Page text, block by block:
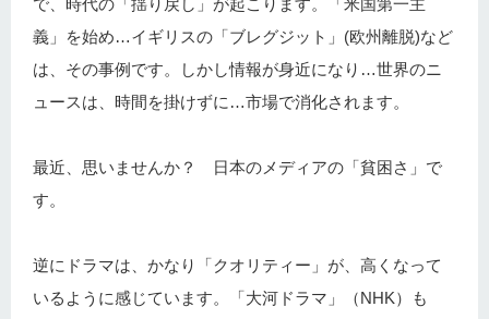
義」を始め…イギリスの「ブレグジット」(欧州離脱)など
は、その事例です。しかし情報が身近になり…世界のニ
ュースは、時間を掛けずに…市場で消化されます。
最近、思いませんか？ 日本のメディアの「貧困さ」で
す。
逆にドラマは、かなり「クオリティー」が、高くなって
いるように感じています。「大河ドラマ」（NHK）も